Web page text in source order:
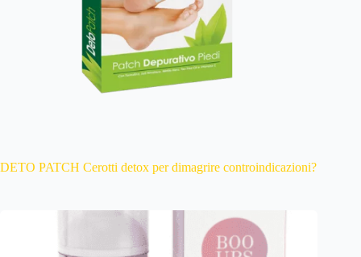
DETO PATCH Cerotti detox per dimagrire controindicazioni?